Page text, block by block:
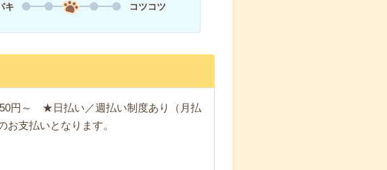
キ コツコツ
円～ ★日払い／週払い制度あり（月払
支払いとなります。